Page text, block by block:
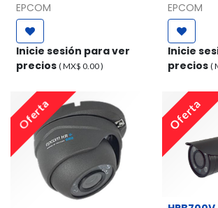
EPCOM
Inicie sesión para ver
precios ( MX$ 0.00)
EPCOM
Inicie
precios (
Oferta Oferta